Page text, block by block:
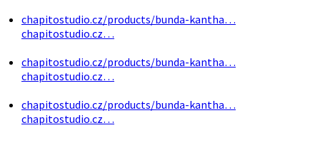
chapitostudio.cz/products/bunda-kantha…
chapitostudio.cz…
chapitostudio.cz/products/bunda-kantha…
chapitostudio.cz…
chapitostudio.cz/products/bunda-kantha…
chapitostudio.cz…